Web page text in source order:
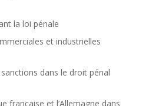
la loi pénale
et industrielles
sanctions dans le droit pénal
française et l’Allemagne dans